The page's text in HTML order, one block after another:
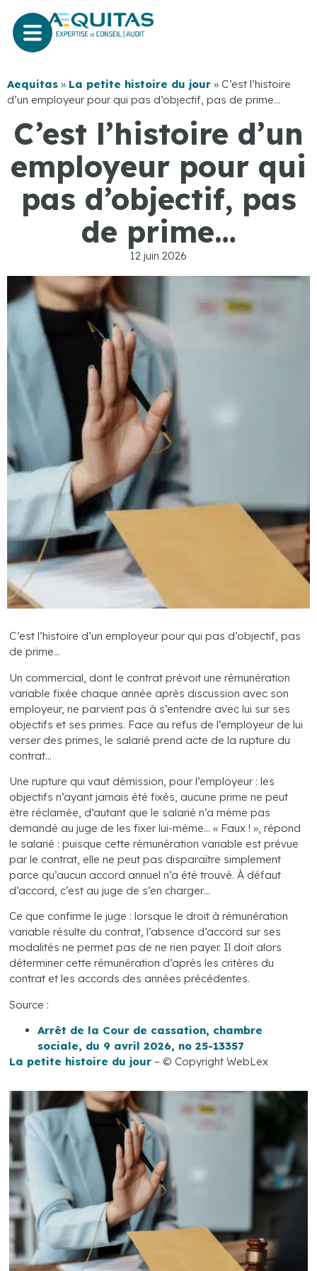
Aequitas » La petite histoire du jour » C’est l’histoire
d’un employeur pour qui pas d’objectif, pas de prime…
C’est l’histoire d’un
employeur pour qui
pas d’objectif, pas
de prime…
12 juin 2026
C’est l’histoire d’un employeur pour qui pas d’objectif, pas
de prime…
Un commercial, dont le contrat prévoit une rémunération
variable fixée chaque année après discussion avec son
employeur, ne parvient pas à s’entendre avec lui sur ses
objectifs et ses primes. Face au refus de l’employeur de lui
verser des primes, le salarié prend acte de la rupture du
contrat…
Une rupture qui vaut démission, pour l’employeur : les
objectifs n’ayant jamais été fixés, aucune prime ne peut
être réclamée, d’autant que le salarié n’a même pas
demandé au juge de les fixer lui-même… « Faux ! », répond
le salarié : puisque cette rémunération variable est prévue
par le contrat, elle ne peut pas disparaître simplement
parce qu’aucun accord annuel n’a été trouvé. À défaut
d’accord, c’est au juge de s’en charger…
Ce que confirme le juge : lorsque le droit à rémunération
variable résulte du contrat, l’absence d’accord sur ses
modalités ne permet pas de ne rien payer. Il doit alors
déterminer cette rémunération d’après les critères du
contrat et les accords des années précédentes.
Source :
Arrêt de la Cour de cassation, chambre
sociale, du 9 avril 2026, no 25-13357
La petite histoire du jour – © Copyright WebLex